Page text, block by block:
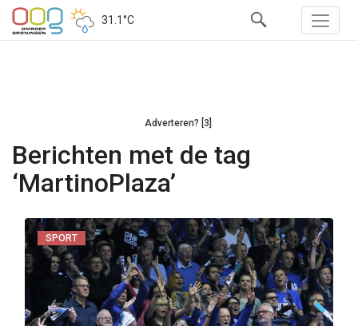
31.1°C
Adverteren? [3]
Berichten met de tag
‘MartinoPlaza’
SPORT